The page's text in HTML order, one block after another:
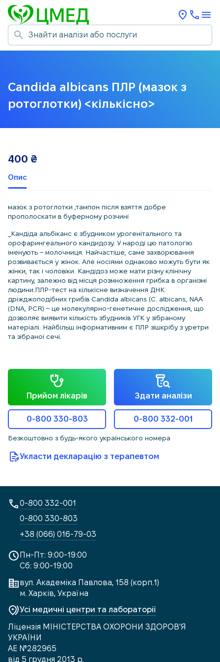
Candida albicans ПЛР (мазок з
ротоглотки) <кількісно>
Опис
мазок з ротоглотки ,тампон після взяття добре
прополоскати в буферному розчині
_Кандіда альбіканс є збудником урогенітального та
орофарингеального кандидозу. У народі цю патологію
іменують – молочниця. Найчастіше, саме захворювання
розвивається у жінок. Але носіями однаково можуть бути як
жінки, так і чоловіки. Кандідоз може мати різну клінічну
картину, залежно від місця розмноження грибка в організмі
людини.ПЛР-тест на кількісне визначення ДНК
дріжджоподібних грибів Candida albicans (C. albicans, NAA
(DNA, PCR) – це молекулярно-генетичне дослідження, що
дозволяє виявити кількість збудників УГК у зібраному
матеріалі. Найбільш інформативним є ПЛР зішкрібу з уретри
та зібраної сечі.
400 ₴
Прийом лікарів Здати аналізи
0-800 330-803 0-800 332-001
Безкоштовно з будь-якого українського номера
Укласти декларацію з терапевтом
Пн-Пт: 9:00-19:00
Сб: 9:00-19:00
вул. Академіка Павлова, 158 (корп.1)
м. Харків, Україна
Усі медичні центри та лабораторії
Ліцензія МІНІСТЕРСТВА ОХОРОНИ ЗДОРОВ'Я
УКРАЇНИ
АЕ №282965
від 5 грудня 2013 р.
0-800 332-001
0-800 330-803
+38 (066) 016-79-03